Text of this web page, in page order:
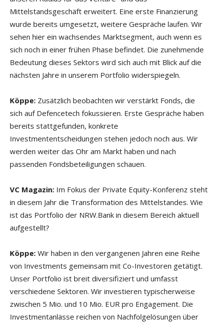
Mittelstandsgeschäft erweitert. Eine erste Finanzierung
wurde bereits umgesetzt, weitere Gespräche laufen. Wir
sehen hier ein wachsendes Marktsegment, auch wenn es
sich noch in einer frühen Phase befindet. Die zunehmende
Bedeutung dieses Sektors wird sich auch mit Blick auf die
nächsten Jahre in unserem Portfolio widerspiegeln.
Köppe: Zusätzlich beobachten wir verstärkt Fonds, die
sich auf Defencetech fokussieren. Erste Gespräche haben
bereits stattgefunden, konkrete
Investmententscheidungen stehen jedoch noch aus. Wir
werden weiter das Ohr am Markt haben und nach
passenden Fondsbeteiligungen schauen.
VC Magazin: Im Fokus der Private Equity-Konferenz steht
in diesem Jahr die Transformation des Mittelstandes. Wie
ist das Portfolio der NRW.Bank in diesem Bereich aktuell
aufgestellt?
Köppe: Wir haben in den vergangenen Jahren eine Reihe
von Investments gemeinsam mit Co-Investoren getätigt.
Unser Portfolio ist breit diversifiziert und umfasst
verschiedene Sektoren. Wir investieren typischerweise
zwischen 5 Mio. und 10 Mio. EUR pro­ Engagement. Die
Investmentanlässe reichen von Nachfolgelösungen über